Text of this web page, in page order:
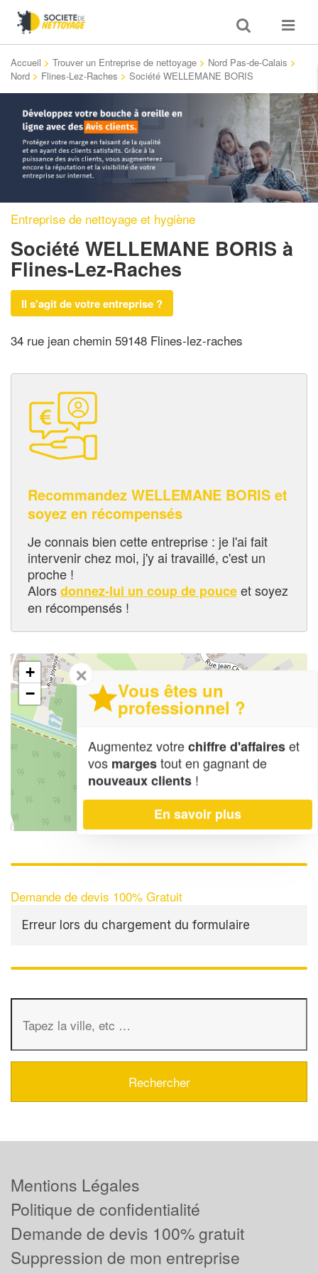
Toggle
search
Toggle
Accueil > Trouver un Entreprise de nettoyage > Nord Pas-de-Calais >
Nord > Flines-Lez-Raches > Société WELLEMANE BORIS
Entreprise de nettoyage et hygiène
Société WELLEMANE BORIS à
Flines-Lez-Raches
Il s'agit de votre entreprise ?
34 rue jean chemin 59148 Flines-lez-raches
Recommandez WELLEMANE BORIS et
soyez en récompensés
Je connais bien cette entreprise : je l'ai fait
intervenir chez moi, j'y ai travaillé, c'est un
proche !
Alorsdonnez-lui un coup de pouceet soyez
en récompensés !
+
−
OpenStreetMap contributors,
Demande de devis 100% Gratuit
Erreur lors du chargement du formulaire
✕
Vous êtes un
professionnel ?
Augmentez votrechiffre d'affaireset
vos margestout en gagnant de
nouveaux clients !
En savoir plus
Mentions Légales
Politique de confidentialité
Demande de devis 100% gratuit
Suppression de mon entreprise